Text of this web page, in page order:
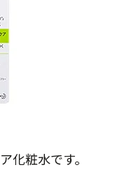
化粧水です。